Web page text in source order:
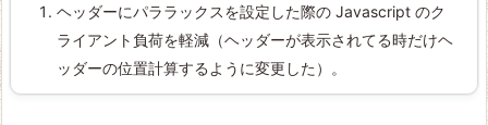
ヘッダーにパララックスを設定した際の Javascript のク
ライアント負荷を軽減（ヘッダーが表示されてる時だけヘ
ッダーの位置計算するように変更した）。